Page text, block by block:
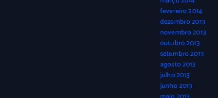
fevereiro 2014
dezembro 2013
novembro 2013
outubro 2013
setembro 2013
agosto 2013
julho 2013
junho 2013